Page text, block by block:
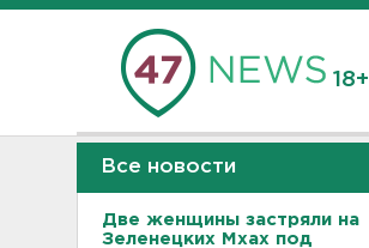
18+
Все новости
Две женщины застряли на
Зеленецких Мхах под